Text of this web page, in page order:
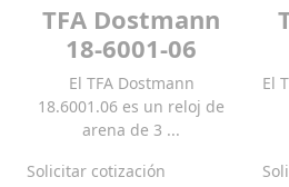
TFA Dostmann
18-6001-06
El TFA Dostmann
18.6001.06 es un reloj de
arena de 3 ...
Solicitar cotización
El